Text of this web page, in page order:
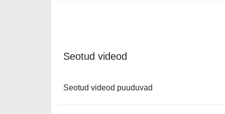
Seotud videod
Seotud videod puuduvad